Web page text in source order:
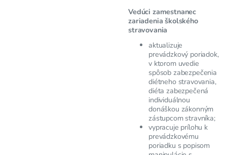
Vedúci zamestnanec
zariadenia školského
stravovania
aktualizuje
prevádzkový poriadok,
v ktorom uvedie
spôsob zabezpečenia
diétneho stravovania,
diéta zabezpečená
individuálnou
donáškou zákonným
zástupcom stravníka;
vypracuje prílohu k
prevádzkovému
poriadku s popisom